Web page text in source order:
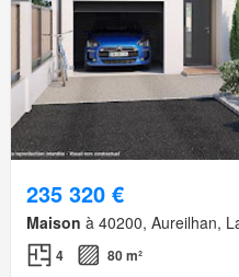
235 320 €
Maison à 40200, Aureilhan,
4 80 m²